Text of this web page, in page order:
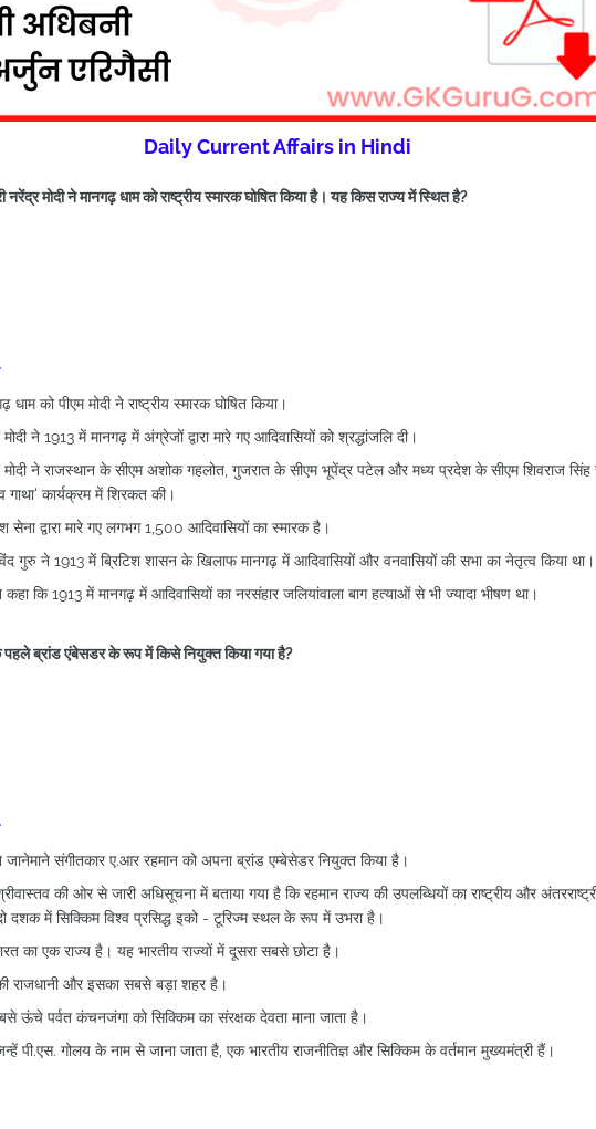
Daily Current Affairs in Hindi
नरेंद्र मोदी ने मानगढ़ धाम को राष्ट्रीय स्मारक घोषित किया है। यह किस राज्य में स्थित है?
धाम को पीएम मोदी ने राष्ट्रीय स्मारक घोषित किया।
ने 1913 में मानगढ़ में अंग्रेजों द्वारा मारे गए आदिवासियों को श्रद्धांजलि दी।
मोदी ने राजस्थान के सीएम अशोक गहलोत, गुजरात के सीएम भूपेंद्र पटेल और मध्य प्रदेश के सीएम शिवराज सिंह
गाथा' कार्यक्रम में शिरकत की।
सेना द्वारा मारे गए लगभग 1,500 आदिवासियों का स्मारक है।
गुरु ने 1913 में ब्रिटिश शासन के खिलाफ मानगढ़ में आदिवासियों और वनवासियों की सभा का नेतृत्व किया था।
कि 1913 में मानगढ़ में आदिवासियों का नरसंहार जलियांवाला बाग हत्याओं से भी ज्यादा भीषण था।
पहले ब्रांड एंबेसडर के रूप में किसे नियुक्त किया गया है?
जानेमाने संगीतकार ए.आर रहमान को अपना ब्रांड एम्बेसेडर नियुक्त किया है।
की ओर से जारी अधिसूचना में बताया गया है कि रहमान राज्य की उपलब्धियों का राष्ट्रीय और
दशक में सिक्किम विश्व प्रसिद्ध इको - टूरिज्म स्थल के रूप में उभरा है।
का एक राज्य है। यह भारतीय राज्यों में दूसरा सबसे छोटा है।
राजधानी और इसका सबसे बड़ा शहर है।
ऊंचे पर्वत कंचनजंगा को सिक्किम का संरक्षक देवता माना जाता है।
पी.एस. गोलय के नाम से जाना जाता है, एक भारतीय राजनीतिज्ञ और सिक्किम के वर्तमान मुख्यमंत्री हैं।